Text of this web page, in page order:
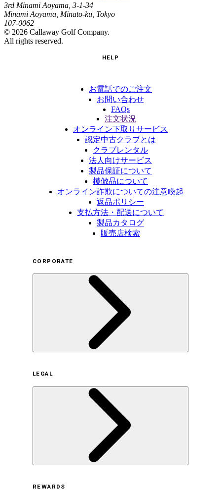
3rd Minami Aoyama, 3-1-34
Minami Aoyama, Minato-ku, Tokyo
107-0062
© 2026 Callaway Golf Company.
All rights reserved.
HELP
お電話でのご注文
お問い合わせ
FAQs
注文状況
オンライン下取りサービス
認定中古クラブとは
クラブレンタル
法人向けサービス
製品保証について
模倣品について
オンライン詐欺についての注意喚起
返品ポリシー
支払方法・配送について
製品カタログ
販売店検索
CORPORATE
サステナビリティの取り組み（日本）
サステナビリティの取り組み（米国/英語）
ヒストリー
採用情報
LEGAL
REWARDS